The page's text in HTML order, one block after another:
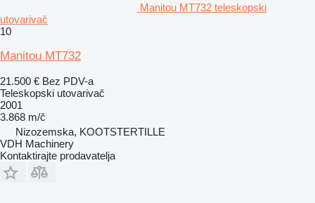
Manitou MT732 teleskopski
utovarivač
10
Manitou MT732
21.500 € Bez PDV-a
Teleskopski utovarivač
2001
3.868 m/č
Nizozemska, KOOTSTERTILLE
VDH Machinery
Kontaktirajte prodavatelja